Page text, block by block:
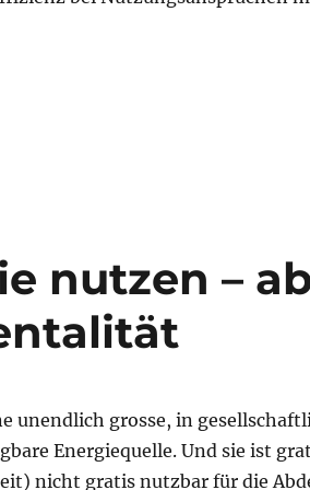
Energiepolitik – gegen
nutzen –
unendlich grosse, in
Energiequelle. Und sie ist
nicht gratis nutzbar für die